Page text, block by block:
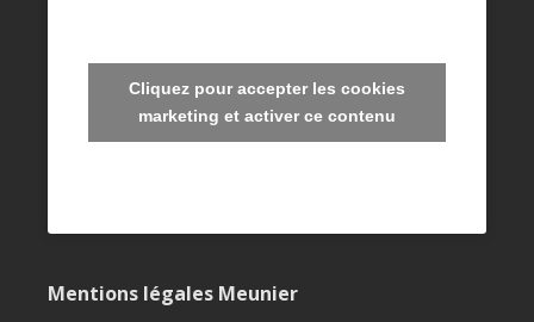
Cliquez pour accepter les cookies
marketing et activer ce contenu
Mentions légales Meunier